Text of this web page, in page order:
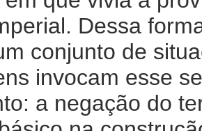
Dessa
conjunto de
invocam esse
a negação do